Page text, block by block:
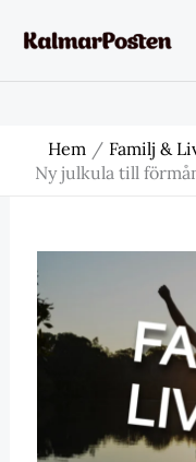
Hem Familj &
Ny julkula till